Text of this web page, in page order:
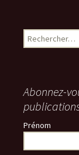
Rechercher :
Abonnez-
Prénom